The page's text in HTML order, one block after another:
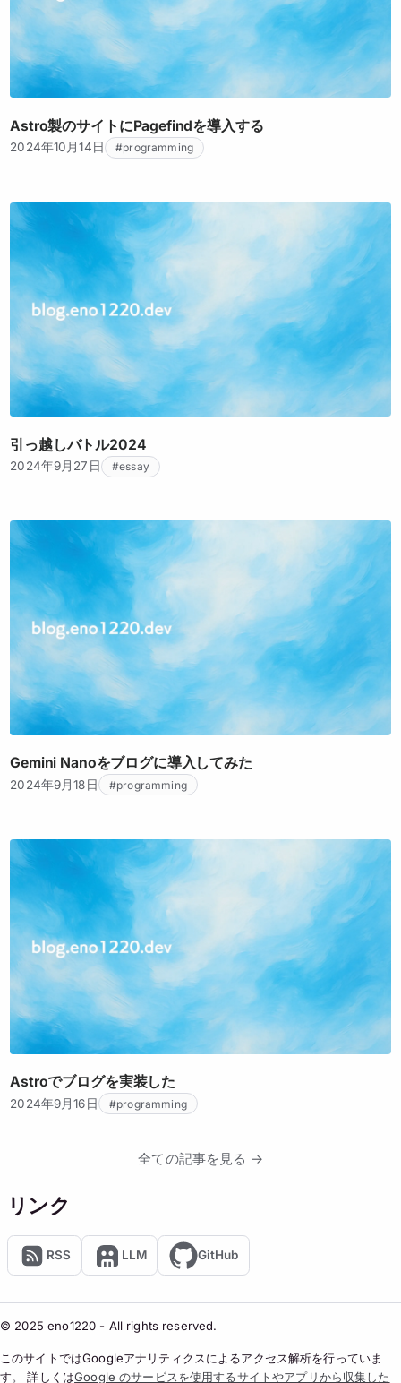
Astro製のサイトにPagefindを導入する
2024年10月14日 #programming
引っ越しバトル2024
2024年9月27日 #essay
Gemini Nanoをブログに導入してみた
2024年9月18日 #programming
Astroでブログを実装した
2024年9月16日 #programming
全ての記事を見る →
リンク
RSS LLM GitHub
© 2025 eno1220 - All rights reserved.
このサイトではGoogleアナリティクスによるアクセス解析を行っていま
す。 詳しくはGoogle のサービスを使用するサイトやアプリから収集した